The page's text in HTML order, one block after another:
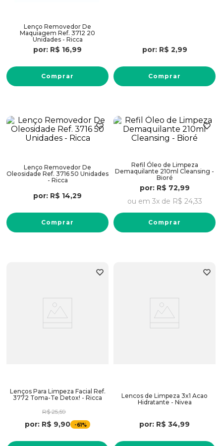
Lenço Removedor De
Maquiagem Ref. 3712 20
Unidades - Ricca
por: R$ 16,99
Comprar
por: R$ 2,99
Comprar
Lenço Removedor De
Oleosidade Ref. 3716 50 Unidades
- Ricca
por: R$ 14,29
Comprar
Refil Óleo de Limpeza
Demaquilante 210ml Cleansing -
Bioré
por: R$ 72,99
ou em 3x de R$ 24,33
Comprar
Lenços Para Limpeza Facial Ref.
3772 Toma-Te Detox! - Ricca
R$ 25,59
por: R$ 9,90 -61%
Lencos de Limpeza 3x1 Acao
Hidratante - Nivea
por: R$ 34,99